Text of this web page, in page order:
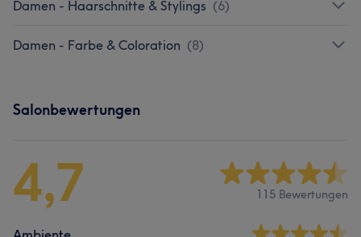
Damen - Haarschnitte & Stylings (6)
Damen - Farbe & Coloration (8)
Salonbewertungen
4,7 115 Bewertungen